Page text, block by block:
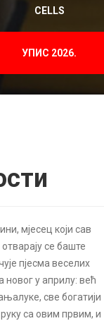
CELLS
УПИС 2026.
мјесец који сав
се баште
пјесма веселих
новог у априлу: већ
све богатији
са овим првим, и